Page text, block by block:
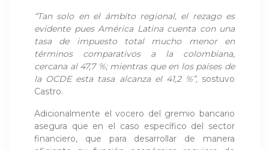
“Tan solo en el ámbito regional, el rezago es
evidente pues América Latina cuenta con una
tasa de impuesto total mucho menor en
términos comparativos a la colombiana,
cercana al 47,7 %; mientras que en los países de
la OCDE esta tasa alcanza el 41,2 %”,sostuvo
Castro.
Adicionalmente el vocero del gremio bancario
asegura que en el caso específico del sector
financiero, que para desarrollar de manera